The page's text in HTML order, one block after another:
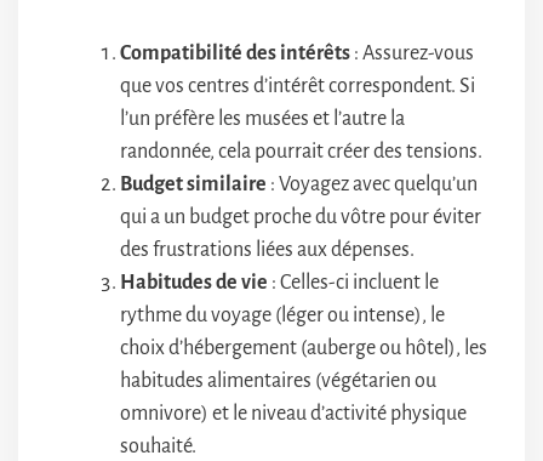
Compatibilité des intérêts : Assurez-vous
que vos centres d’intérêt correspondent. Si
l’un préfère les musées et l’autre la
randonnée, cela pourrait créer des tensions.
Budget similaire : Voyagez avec quelqu’un
qui a un budget proche du vôtre pour éviter
des frustrations liées aux dépenses.
Habitudes de vie : Celles-ci incluent le
rythme du voyage (léger ou intense), le
choix d’hébergement (auberge ou hôtel), les
habitudes alimentaires (végétarien ou
omnivore) et le niveau d’activité physique
souhaité.